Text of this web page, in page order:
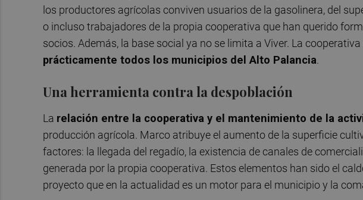
los productores agrícolas conviven usuarios de la gasolinera, del
o incluso trabajadores de la propia cooperativa que han querido
socios. Además, la base social ya no se limita a Viver. La
prácticamente todos los municipios del Alto Palancia.
Una herramienta contra la despoblación
La relación entre la cooperativa y el mantenimiento de la
producción agrícola. Marco atribuye el aumento de la superficie
factores: la llegada del regadío, la existencia de canales de
generada por la propia cooperativa. Estos elementos han sido el
proyecto que en la actualidad es un motor para el municipio y la